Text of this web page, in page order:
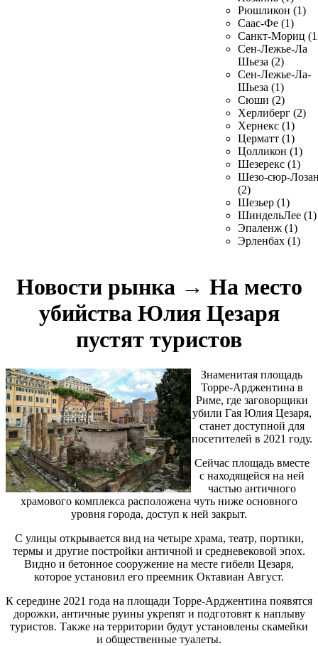
Рюшликон (1)
Саас-Фе (1)
Санкт-Мориц
Сен-Лежье-Ла
Шьеза (2)
Сен-Лежье-Ла-
Шьеза (1)
Сюши (2)
Херлиберг (2)
Хернекс (1)
Церматт (1)
Цолликон (1)
Шезерекс (1)
Шезо-сюр-
(2)
Шезьер (1)
ШиндельЛее (1)
Эпаленж (1)
Эрленбах (1)
Новости рынка → На место
убийства Юлия Цезаря
пустят туристов
Знаменитая площадь
Торре-Арджентина в
Риме, где заговорщики
убили Гая Юлия Цезаря,
станет доступной для
посетителей в 2021 году.
Сейчас площадь вместе
с находящейся на ней
частью античного
храмового комплекса расположена чуть ниже основного
уровня города, доступ к ней закрыт.
С улицы открывается вид на четыре храма, театр, портики,
термы и другие постройки античной и средневековой эпох.
Видно и бетонное сооружение на месте гибели Цезаря,
которое установил его преемник Октавиан Август.
К середине 2021 года на площади Торре-Арджентина появятся
дорожки, античные руины укрепят и подготовят к наплыву
туристов. Также на территории будут установлены скамейки
и общественные туалеты.